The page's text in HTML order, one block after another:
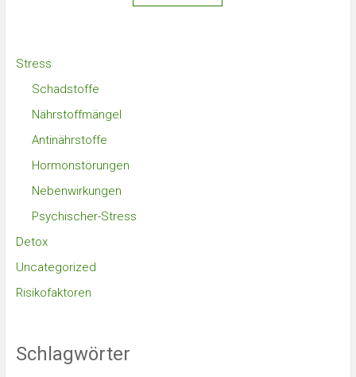
Stress
Schadstoffe
Nährstoffmängel
Antinährstoffe
Hormonstörungen
Nebenwirkungen
Psychischer-Stress
Detox
Uncategorized
Risikofaktoren
Schlagwörter